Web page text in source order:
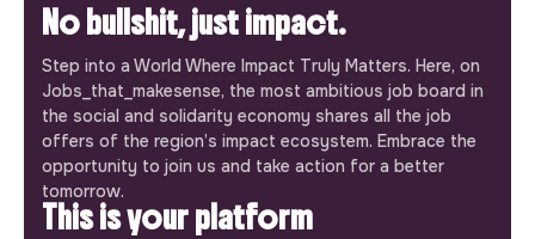
No bullshit, just impact.
Step into a World Where Impact Truly Matters. Here, on
Jobs_that_makesense, the most ambitious job board in
the social and solidarity economy shares all the job
offers of the region’s impact ecosystem. Embrace the
opportunity to join us and take action for a better
tomorrow.
This is your platform